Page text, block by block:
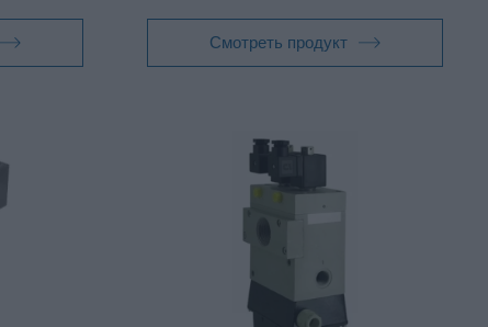
Смотреть продукт